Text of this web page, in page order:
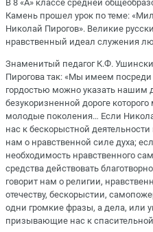
В 8 «А» классе средней
Камень прошел урок по теме:
Николай Пирогов». Великие
нравственный идеал служения
Знаменитый педагог К.Ф.
Пирогова так: «Мы имеем посреди
гордостью можно указать нашим
безукоризненной дороге
молодые поколения… Если
нас к бескорыстной
нам о нравственной силе духа;
необходимость нравственного
средства действовать
говорит нам о религии,
отечеству, бескорыстии,
одни громкие фразы, а дела, или
призывающие нас к спасительной